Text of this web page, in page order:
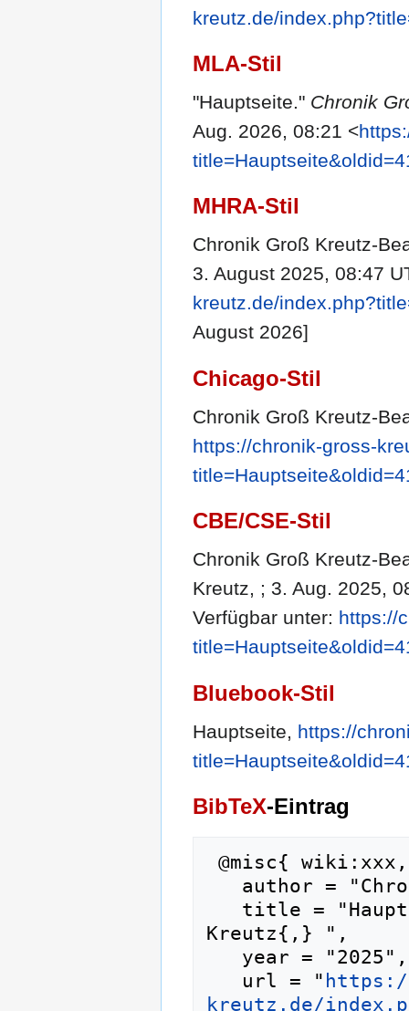
kreutz.de/
MLA-Stil
"Hauptseite." Chronik
Aug. 2026, 08:21 <
MHRA-Stil
Chronik Groß Kreutz-
3. August 2025, 08:47
kreutz.de/
August 2026]
Chicago-Stil
Chronik Groß Kreutz-
https://chronik-gross-
CBE/CSE-Stil
Chronik Groß Kreutz-
Kreutz, ; 3. Aug. 2025,
Verfügbar unter: https://
Bluebook-Stil
Hauptseite, https://
BibTeX-Eintrag
Kreutz{,} ",
   url = "
kreutz.de/